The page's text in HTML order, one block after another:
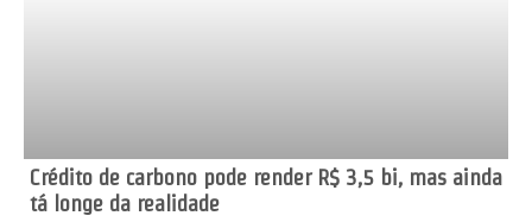
Crédito de carbono pode render R$ 3,5 bi, mas ainda
tá longe da realidade